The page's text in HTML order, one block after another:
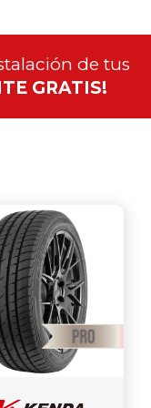
de tus
GRATIS!